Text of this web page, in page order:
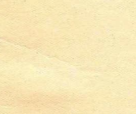
Msza św. w intencji ruchu